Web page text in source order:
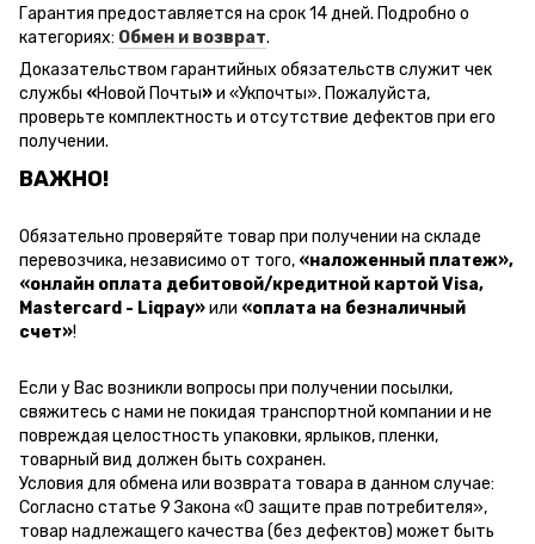
Гарантия предоставляется на срок 14 дней. Подробно о
категориях: Обмен и возврат.
Доказательством гарантийных обязательств служит чек
службы «Новой Почты»и «Укпочты». Пожалуйста,
проверьте комплектность и отсутствие дефектов при его
получении.
ВАЖНО!
Обязательно проверяйте товар при получении на складе
перевозчика, независимо от того, «наложенный платеж»,
«онлайн оплата дебитовой/кредитной картой Visa,
Mastercard - Liqpay»или «оплата на безналичный
счет»!
Если у Вас возникли вопросы при получении посылки,
свяжитесь с нами не покидая транспортной компании и не
повреждая целостность упаковки, ярлыков, пленки,
товарный вид должен быть сохранен.
Условия для обмена или возврата товара в данном случае:
Согласно статье 9 Закона «О защите прав потребителя»,
товар надлежащего качества (без дефектов) может быть